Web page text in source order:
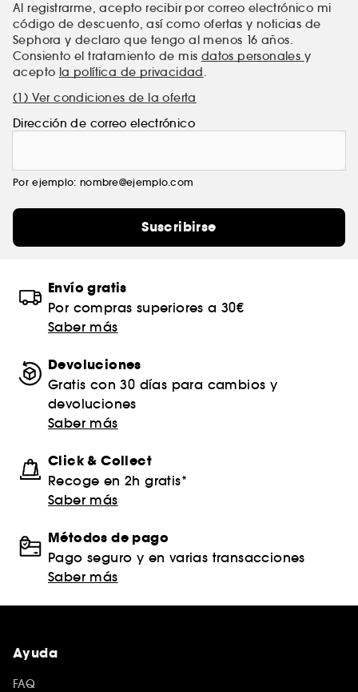
Al registrarme, acepto recibir por correo electrónico mi
código de descuento, así como ofertas y noticias de
Sephora y declaro que tengo al menos 16 años.
Consiento el tratamiento de mis datos personales y
acepto la política de privacidad.
(1) Ver condiciones de la oferta
Dirección de correo electrónico
Por ejemplo: nombre@ejemplo.com
Suscribirse
Envío gratis
Por compras superiores a 30€
Saber más
Devoluciones
Gratis con 30 días para cambios y
devoluciones
Saber más
Click & Collect
Recoge en 2h gratis*
Saber más
Métodos de pago
Pago seguro y en varias transacciones
Saber más
Ayuda
FAQ